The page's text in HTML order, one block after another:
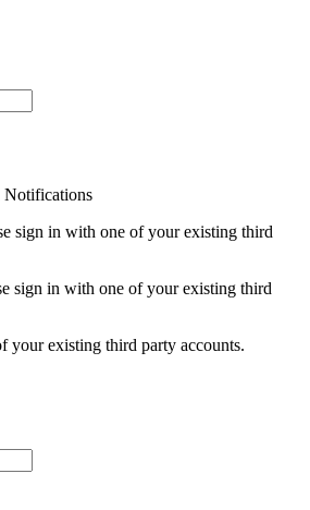
Notifications
sign in with one of your existing third
sign in with one of your existing third
your existing third party accounts.